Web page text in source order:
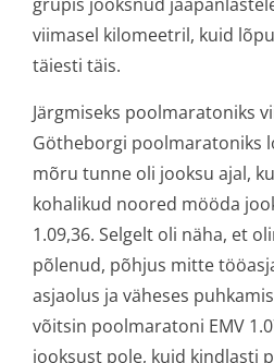
viimasel kilomeetril, kuid
täiesti täis.
Järgmiseks poolmaratoniks
Götheborgi poolmaratoniks
mõru tunne oli jooksu ajal,
kohalikud noored mööda
1.09,36. Selgelt oli näha, et
põlenud, põhjus mitte
asjaolus ja väheses
võitsin poolmaratoni EMV
jooksust pole, kuid kindlasti